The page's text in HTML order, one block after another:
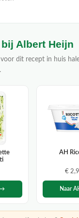
Albert Heijn
dit recept in huis
→
AH
€
Naar